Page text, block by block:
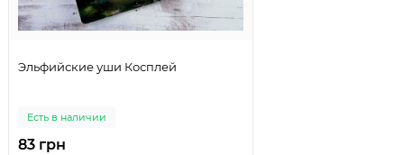
Эльфийские уши Косплей
Есть в наличии
83 грн